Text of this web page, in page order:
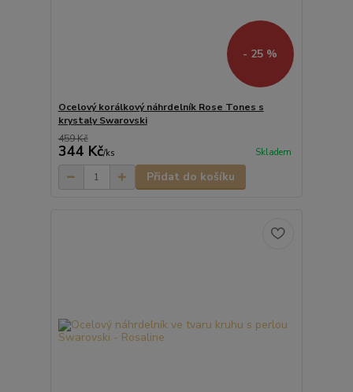
- 25 %
Ocelový korálkový náhrdelník Rose Tones s
krystaly Swarovski
459 Kč
344 Kč/ks Skladem
Přidat do košíku